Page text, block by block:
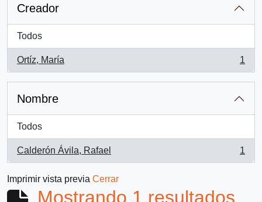
Creador
Todos
Ortíz, María
, 1 resultados
1
Nombre
Todos
Calderón Ávila, Rafael
, 1 resultados
1
Imprimir vista previa Cerrar
Mostrando 1 resultados